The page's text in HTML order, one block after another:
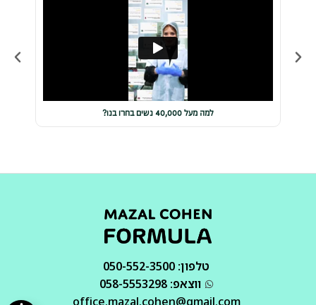
למה מעל 40,000 נשים בחרו בנו?
טלפון: 050-552-3500
ווצאפ: 058-5553298
office.mazal.cohen@gmail.com